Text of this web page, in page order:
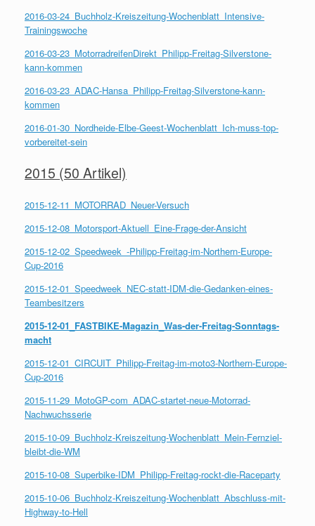
2016-03-24_Buchholz-Kreiszeitung-Wochenblatt_Intensive-
Trainingswoche
2016-03-23_MotorradreifenDirekt_Philipp-Freitag-Silverstone-
kann-kommen
2016-03-23_ADAC-Hansa_Philipp-Freitag-Silverstone-kann-
kommen
2016-01-30_Nordheide-Elbe-Geest-Wochenblatt_Ich-muss-top-
vorbereitet-sein
2015 (50 Artikel)
2015-12-11_MOTORRAD_Neuer-Versuch
2015-12-08_Motorsport-Aktuell_Eine-Frage-der-Ansicht
2015-12-02_Speedweek_-Philipp-Freitag-im-Northern-Europe-
Cup-2016
2015-12-01_Speedweek_NEC-statt-IDM-die-Gedanken-eines-
Teambesitzers
2015-12-01_FASTBIKE-Magazin_Was-der-Freitag-Sonntags-
macht
2015-12-01_CIRCUIT_Philipp-Freitag-im-moto3-Northern-Europe-
Cup-2016
2015-11-29_MotoGP-com_ADAC-startet-neue-Motorrad-
Nachwuchsserie
2015-10-09_Buchholz-Kreiszeitung-Wochenblatt_Mein-Fernziel-
bleibt-die-WM
2015-10-08_Superbike-IDM_Philipp-Freitag-rockt-die-Raceparty
2015-10-06_Buchholz-Kreiszeitung-Wochenblatt_Abschluss-mit-
Highway-to-Hell